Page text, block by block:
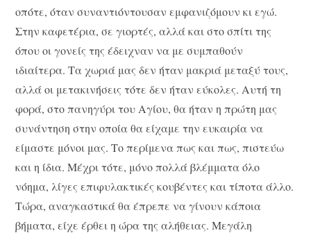
οπότε, όταν συναντιόντουσαν εμφανιζόμουν κι εγώ.
Στην καφετέρια, σε γιορτές, αλλά και στο σπίτι της
όπου οι γονείς της έδειχναν να με συμπαθούν
ιδιαίτερα. Τα χωριά μας δεν ήταν μακριά μεταξύ τους,
αλλά οι μετακινήσεις τότε δεν ήταν εύκολες. Αυτή τη
φορά, στο πανηγύρι του Αγίου, θα ήταν η πρώτη μας
συνάντηση στην οποία θα είχαμε την ευκαιρία να
είμαστε μόνοι μας. Το περίμενα πως και πως, πιστεύω
και η ίδια. Μέχρι τότε, μόνο πολλά βλέμματα όλο
νόημα, λίγες επιφυλακτικές κουβέντες και τίποτα άλλο.
Τώρα, αναγκαστικά θα έπρεπε να γίνουν κάποια
βήματα, είχε έρθει η ώρα της αλήθειας. Μεγάλη